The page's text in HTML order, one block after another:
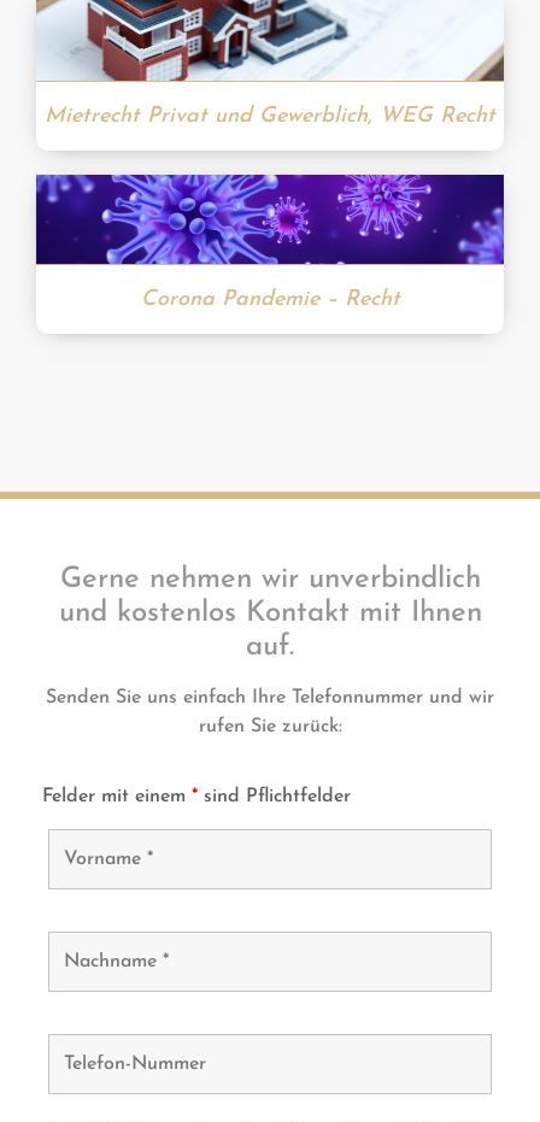
Mietrecht Privat und Gewerblich, WEG Recht
Corona Pandemie – Recht
Gerne nehmen wir unverbindlich
und kostenlos Kontakt mit Ihnen
auf.
Senden Sie uns einfach Ihre Telefonnummer und wir
rufen Sie zurück:
Felder mit einem * sind Pflichtfelder